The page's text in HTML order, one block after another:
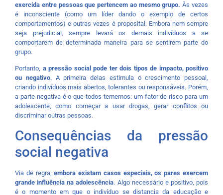
exercida entre pessoas que pertencem ao mesmo grupo. Às vezes
é inconsciente (como um líder dando o exemplo de certos
comportamentos) e outras vezes é proposital. Embora nem sempre
seja prejudicial, sempre levará os demais indivíduos a se
comportarem de determinada maneira para se sentirem parte do
grupo.
Portanto, a pressão social pode ter dois tipos de impacto, positivo
ou negativo. A primeira delas estimula o crescimento pessoal,
criando indivíduos mais abertos, tolerantes ou responsáveis. Porém,
a parte negativa é o que todos tememos: um fator de risco para um
adolescente, como começar a usar drogas, gerar conflitos ou
discriminar outras pessoas.
Consequências da pressão
social negativa
Via de regra,embora existam casos especiais, os pares exercem
grande influência na adolescência. Algo necessário e positivo, pois
é o momento em que o indivíduo se distancia da educação e